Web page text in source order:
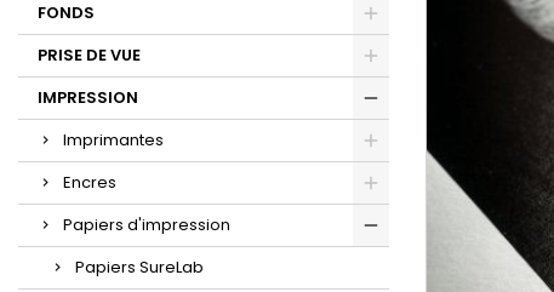
FONDS
PRISE DE VUE
IMPRESSION
Imprimantes
Encres
Papiers d'impression
Papiers SureLab